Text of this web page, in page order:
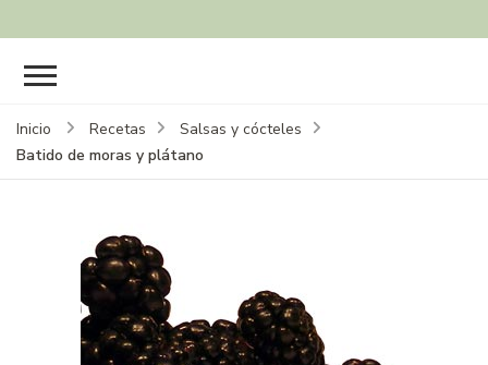
Inicio Recetas
Salsas y cócteles
Batido de moras y plátano